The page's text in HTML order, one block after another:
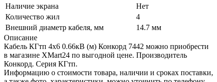
Наличие экрана
Нет
Количество жил
4
Внешний диаметр кабеля, мм
14.7 мм
Описание
Кабель КГтп 4х6 0.66кВ (м) Конкорд 7442 можно приобрести
в магазине XMart24 по выгодной цене. Производитель
Конкорд. Серия КГтп.
Информацию о стоимости товара, наличии и сроках поставки,